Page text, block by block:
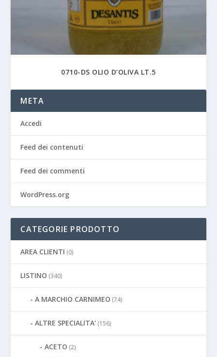
0710-DS OLIO D’OLIVA LT.5
META
Accedi
Feed dei contenuti
Feed dei commenti
WordPress.org
CATEGORIE PRODOTTO
AREA CLIENTI (0)
LISTINO (340)
A MARCHIO CARNIMEO (74)
ALTRE SPECIALITA' (156)
ACETO (2)